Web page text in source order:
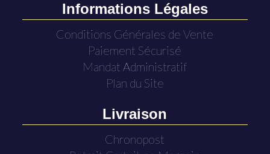
Informations Légales
Conditions Générales de Vente
Paiement Sécurisé
Mandat Administratif
Plan du Site
Livraison
Chronopost